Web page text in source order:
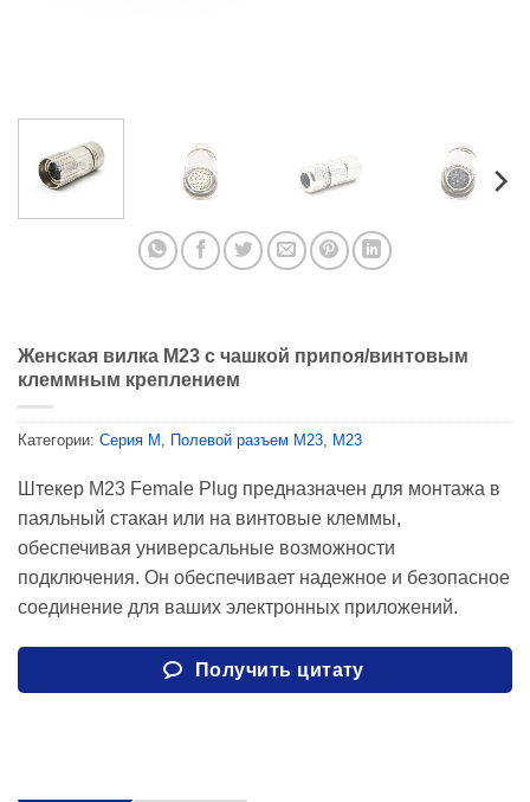
Женская вилка M23 с чашкой припоя/винтовым
клеммным креплением
Категории: Серия М , Полевой разъем M23, M23
Штекер M23 Female Plug предназначен для монтажа в
паяльный стакан или на винтовые клеммы,
обеспечивая универсальные возможности
подключения. Он обеспечивает надежное и безопасное
соединение для ваших электронных приложений.
Получить цитату